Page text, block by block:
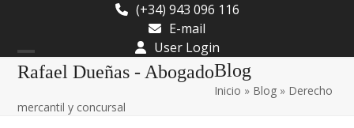
content
(+34) 943 096 116
E-mail
User Login
Rafael Dueñas - Abogado
Open
Close
Blog
Inicio » Blog » Derecho
mercantil y concursal